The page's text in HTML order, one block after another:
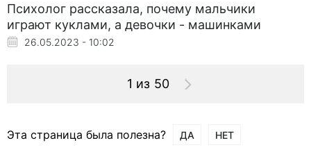
Психолог рассказала, почему мальчики
играют куклами, а девочки - машинками
26.05.2023 - 10:02
1 из 50
Эта страница была полезна? ДА НЕТ